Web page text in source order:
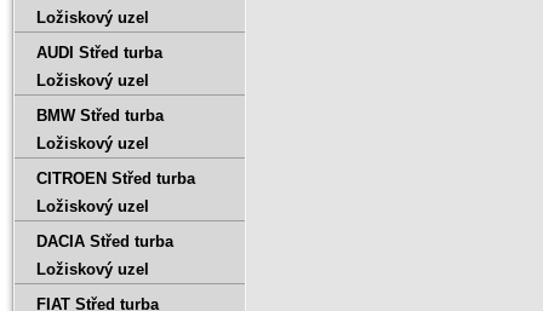
Ložiskový uzel
AUDI Střed turba
Ložiskový uzel
BMW Střed turba
Ložiskový uzel
CITROEN Střed turba
Ložiskový uzel
DACIA Střed turba
Ložiskový uzel
FIAT Střed turba